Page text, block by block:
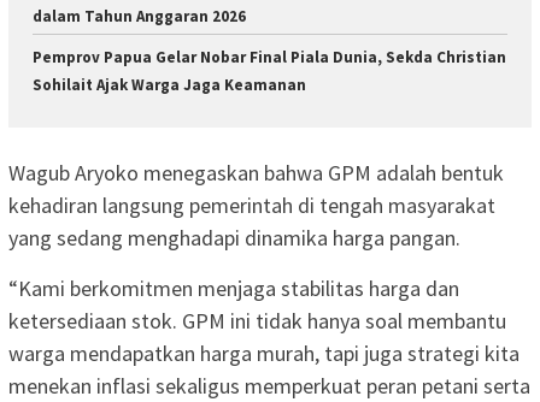
dalam Tahun Anggaran 2026
Pemprov Papua Gelar Nobar Final Piala Dunia, Sekda Christian
Sohilait Ajak Warga Jaga Keamanan
Wagub Aryoko menegaskan bahwa GPM adalah bentuk
kehadiran langsung pemerintah di tengah masyarakat
yang sedang menghadapi dinamika harga pangan.
“Kami berkomitmen menjaga stabilitas harga dan
ketersediaan stok. GPM ini tidak hanya soal membantu
warga mendapatkan harga murah, tapi juga strategi kita
menekan inflasi sekaligus memperkuat peran petani serta